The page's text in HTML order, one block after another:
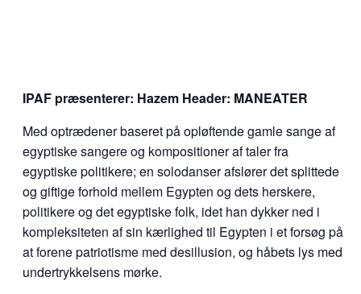
IPAF præsenterer: Hazem Header: MANEATER
Med optrædener baseret på opløftende gamle sange af
egyptiske sangere og kompositioner af taler fra
egyptiske politikere; en solodanser afslører det splittede
og giftige forhold mellem Egypten og dets herskere,
politikere og det egyptiske folk, idet han dykker ned i
kompleksiteten af sin kærlighed til Egypten i et forsøg på
at forene patriotisme med desillusion, og håbets lys med
undertrykkelsens mørke.